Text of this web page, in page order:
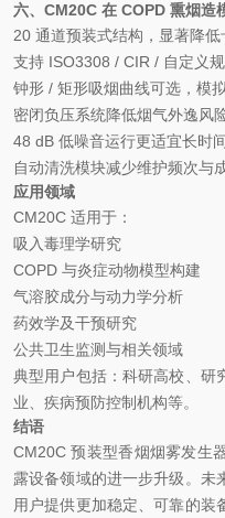
六、CM20C 在 COPD 熏烟造
20 通道预装式结构，显著降低
支持 ISO3308 / CIR / 自定义
钟形 / 矩形吸烟曲线可选，模
密闭负压系统降低烟气外逸风
48 dB 低噪音运行更适宜长时
自动清洗模块减少维护频次与
应用领域
CM20C 适用于：
吸入毒理学研究
COPD 与炎症动物模型构建
气溶胶成分与动力学分析
药效学及干预研究
公共卫生监测与相关领域
典型用户包括：科研高校、研
业、疾病预防控制机构等。
结语
CM20C 预装型香烟烟雾发生
露设备领域的进一步升级。未
用户提供更加稳定、可靠的装